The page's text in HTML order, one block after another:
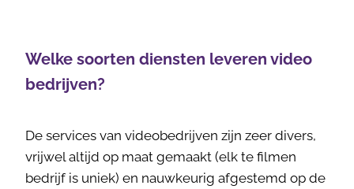
Welke soorten diensten leveren video
bedrijven?
De services van videobedrijven zijn zeer divers,
vrijwel altijd op maat gemaakt (elk te filmen
bedrijf is uniek) en nauwkeurig afgestemd op de